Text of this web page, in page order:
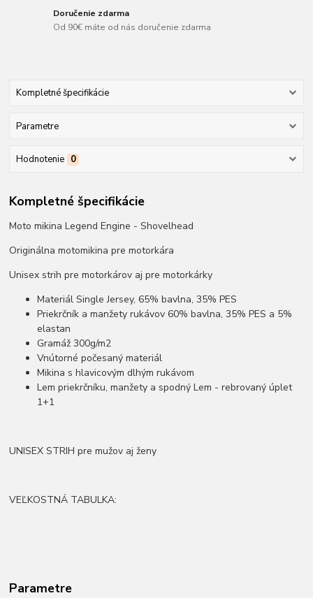
Doručenie zdarma
Od 90€ máte od nás doručenie zdarma
Kompletné špecifikácie
Parametre
Hodnotenie 0
Kompletné špecifikácie
Moto mikina Legend Engine - Shovelhead
Originálna motomikina pre motorkára
Unisex strih pre motorkárov aj pre motorkárky
Materiál Single Jersey, 65% bavlna, 35% PES
Priekrčník a manžety rukávov 60% bavlna, 35% PES a 5%
elastan
Gramáž 300g/m2
Vnútorné počesaný materiál
Mikina s hlavicovým dlhým rukávom
Lem priekrčníku, manžety a spodný Lem - rebrovaný úplet
1+1
UNISEX STRIH pre mužov aj ženy
VEĽKOSTNÁ TABULKA:
Parametre